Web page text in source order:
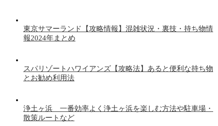
東京サマーランド【攻略情報】混雑状況・裏技・持ち物情
報2024年まとめ
スパリゾートハワイアンズ【攻略法】あると便利な持ち物
とお勧め利用法
浄土ヶ浜 一番効率よく浄土ヶ浜を楽しむ方法や駐車場・
散策ルートなど